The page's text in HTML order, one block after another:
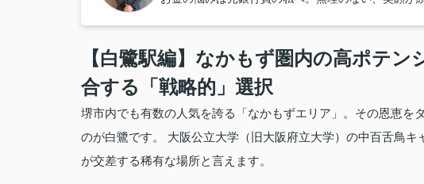
【白鷺駅編】なかもず圏内の高ポテ
合する「戦略的」選択
堺市内でも有数の人気を誇る「なかもずエリア」。その恩恵を
のが白鷺です。 大阪公立大学（旧大阪府立大学）の中百舌鳥
が交差する稀有な場所と言えます。